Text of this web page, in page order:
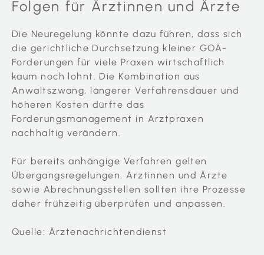
Folgen für Ärztinnen und Ärzte
Die Neuregelung könnte dazu führen, dass sich
die gerichtliche Durchsetzung kleiner GOÄ-
Forderungen für viele Praxen wirtschaftlich
kaum noch lohnt. Die Kombination aus
Anwaltszwang, längerer Verfahrensdauer und
höheren Kosten dürfte das
Forderungsmanagement in Arztpraxen
nachhaltig verändern.
Für bereits anhängige Verfahren gelten
Übergangsregelungen. Ärztinnen und Ärzte
sowie Abrechnungsstellen sollten ihre Prozesse
daher frühzeitig überprüfen und anpassen.
Quelle: Ärztenachrichtendienst